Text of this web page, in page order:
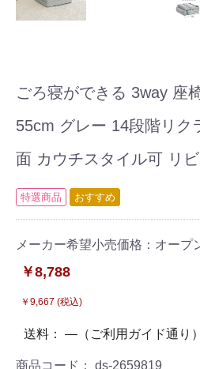
ごろ寝ができる 3way 座
55cm グレー 14段階リク
面 カウチスタイル可 リ
特選商品 おすすめ
メーカー希望小売価格：オープ
￥8,788
￥9,667 (税込)
送料： ―（ご利用ガイド通り）
商品コード： ds-2659819